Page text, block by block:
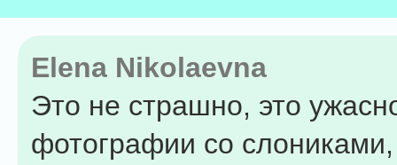
Elena Nikolaevna
Это не страшно, это
фотографии со слониками,